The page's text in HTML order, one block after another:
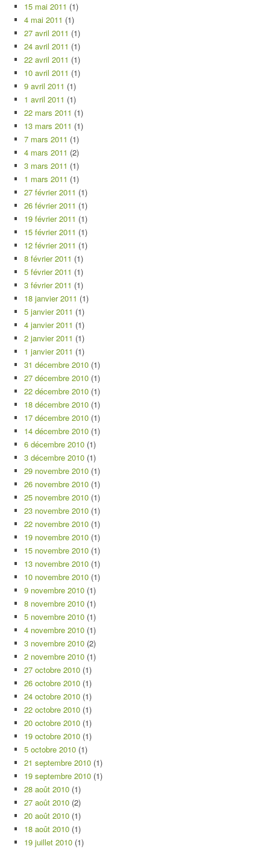
15 mai 2011 (1)
4 mai 2011 (1)
27 avril 2011 (1)
24 avril 2011 (1)
22 avril 2011 (1)
10 avril 2011 (1)
9 avril 2011 (1)
1 avril 2011 (1)
22 mars 2011 (1)
13 mars 2011 (1)
7 mars 2011 (1)
4 mars 2011 (2)
3 mars 2011 (1)
1 mars 2011 (1)
27 février 2011 (1)
26 février 2011 (1)
19 février 2011 (1)
15 février 2011 (1)
12 février 2011 (1)
8 février 2011 (1)
5 février 2011 (1)
3 février 2011 (1)
18 janvier 2011 (1)
5 janvier 2011 (1)
4 janvier 2011 (1)
2 janvier 2011 (1)
1 janvier 2011 (1)
31 décembre 2010 (1)
27 décembre 2010 (1)
22 décembre 2010 (1)
18 décembre 2010 (1)
17 décembre 2010 (1)
14 décembre 2010 (1)
6 décembre 2010 (1)
3 décembre 2010 (1)
29 novembre 2010 (1)
26 novembre 2010 (1)
25 novembre 2010 (1)
23 novembre 2010 (1)
22 novembre 2010 (1)
19 novembre 2010 (1)
15 novembre 2010 (1)
13 novembre 2010 (1)
10 novembre 2010 (1)
9 novembre 2010 (1)
8 novembre 2010 (1)
5 novembre 2010 (1)
4 novembre 2010 (1)
3 novembre 2010 (2)
2 novembre 2010 (1)
27 octobre 2010 (1)
26 octobre 2010 (1)
24 octobre 2010 (1)
22 octobre 2010 (1)
20 octobre 2010 (1)
19 octobre 2010 (1)
5 octobre 2010 (1)
21 septembre 2010 (1)
19 septembre 2010 (1)
28 août 2010 (1)
27 août 2010 (2)
20 août 2010 (1)
18 août 2010 (1)
19 juillet 2010 (1)